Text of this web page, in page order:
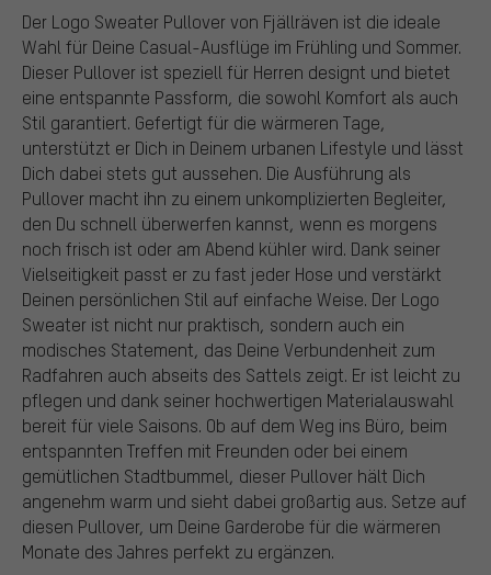
Der Logo Sweater Pullover von Fjällräven ist die ideale
Wahl für Deine Casual-Ausflüge im Frühling und Sommer.
Dieser Pullover ist speziell für Herren designt und bietet
eine entspannte Passform, die sowohl Komfort als auch
Stil garantiert. Gefertigt für die wärmeren Tage,
unterstützt er Dich in Deinem urbanen Lifestyle und lässt
Dich dabei stets gut aussehen. Die Ausführung als
Pullover macht ihn zu einem unkomplizierten Begleiter,
den Du schnell überwerfen kannst, wenn es morgens
noch frisch ist oder am Abend kühler wird. Dank seiner
Vielseitigkeit passt er zu fast jeder Hose und verstärkt
Deinen persönlichen Stil auf einfache Weise. Der Logo
Sweater ist nicht nur praktisch, sondern auch ein
modisches Statement, das Deine Verbundenheit zum
Radfahren auch abseits des Sattels zeigt. Er ist leicht zu
pflegen und dank seiner hochwertigen Materialauswahl
bereit für viele Saisons. Ob auf dem Weg ins Büro, beim
entspannten Treffen mit Freunden oder bei einem
gemütlichen Stadtbummel, dieser Pullover hält Dich
angenehm warm und sieht dabei großartig aus. Setze auf
diesen Pullover, um Deine Garderobe für die wärmeren
Monate des Jahres perfekt zu ergänzen.